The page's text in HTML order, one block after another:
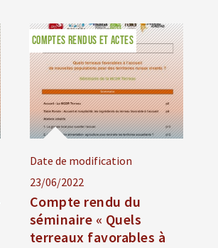
Date de modification
23/06/2022
Compte rendu du
séminaire « Quels
terreaux favorables à
COMPTES RENDUS ET ACTES